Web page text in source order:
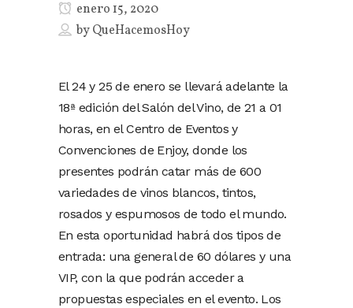
enero 15, 2020
byQueHacemosHoy
El 24 y 25 de enero se llevará adelante la
18ª edición del Salón del Vino, de 21 a 01
horas, en el Centro de Eventos y
Convenciones de Enjoy, donde los
presentes podrán catar más de 600
variedades de vinos blancos, tintos,
rosados y espumosos de todo el mundo.
En esta oportunidad habrá dos tipos de
entrada: una general de 60 dólares y una
VIP, con la que podrán acceder a
propuestas especiales en el evento. Los